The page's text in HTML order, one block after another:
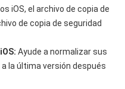
iOS, el archivo de copia de
de copia de seguridad
Ayude a normalizar sus
la última versión después